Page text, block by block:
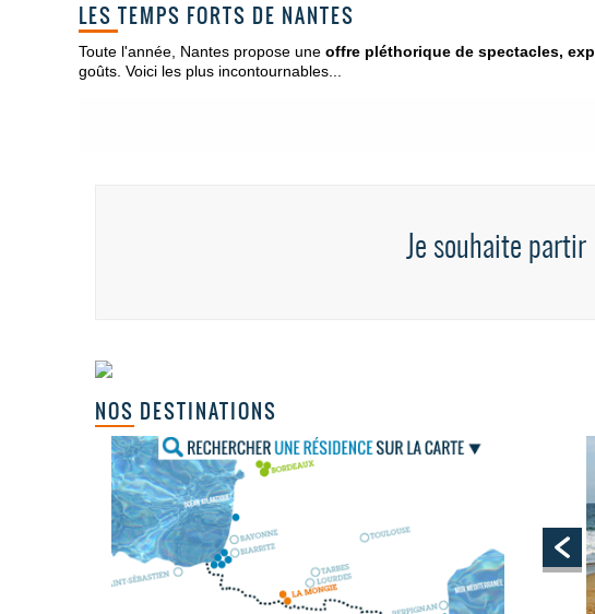
LES TEMPS FORTS DE NANTES
Toute l'année, Nantes propose une offre pléthorique de spectacles,
goûts. Voici les plus incontournables...
Je souhaite partir
NOS DESTINATIONS